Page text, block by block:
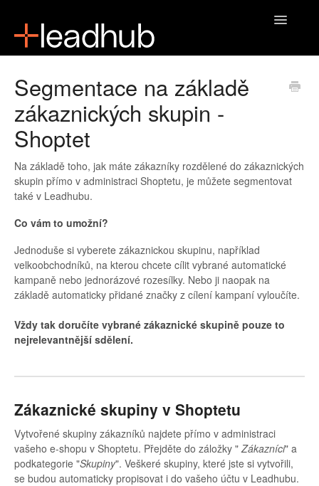
Toggle
Segmentace na základě
zákaznických skupin -
Shoptet
Na základě toho, jak máte zákazníky rozdělené do zákaznických
skupin přímo v administraci Shoptetu, je můžete segmentovat
také v Leadhubu.
Co vám to umožní?
Jednoduše si vyberete zákaznickou skupinu, například
velkoobchodníků, na kterou chcete cílit vybrané automatické
kampaně nebo jednorázové rozesílky. Nebo ji naopak na
základě automaticky přidané značky z cílení kampaní vyloučíte.
Vždy tak doručíte vybrané zákaznické skupině pouze to
nejrelevantnější sdělení.
Zákaznické skupiny v Shoptetu
Vytvořené skupiny zákazníků najdete přímo v administraci
vašeho e-shopu v Shoptetu. Přejděte do záložky " Zákazníci" a
podkategorie "Skupiny". Veškeré skupiny, které jste si vytvořili,
se budou automaticky propisovat i do vašeho účtu v Leadhubu.